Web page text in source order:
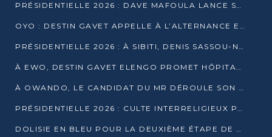
PRÉSIDENTIELLE 2026 : DAVE MAFOULA LANCE SA « VAGUE DU NOUVEAU DÉPART » À IMPFONDO
OYO : DESTIN GAVET APPELLE À L’ALTERNANCE ET À LA RESPONSABILITÉ DE LA JEUNESSE
PRÉSIDENTIELLE 2026 : À SIBITI, DENIS SASSOU-N’GUESSO PARIE SUR LES RESSOURCES DE LA LEKOUMOU
À EWO, DESTIN GAVET ELENGO PROMET HÔPITAL, CHEMIN DE FER ET AUDIT DES FINANCES PUBLIQUES
À OWANDO, LE CANDIDAT DU MR DÉROULE SON PROGRAMME DE “CHANGEMENT”
PRÉSIDENTIELLE 2026 : CULTE INTERRELIGIEUX POUR LA PAIX À OUENZÉ
DOLISIE EN BLEU POUR LA DEUXIÈME ÉTAPE DE CAMPAGNE DE DSN